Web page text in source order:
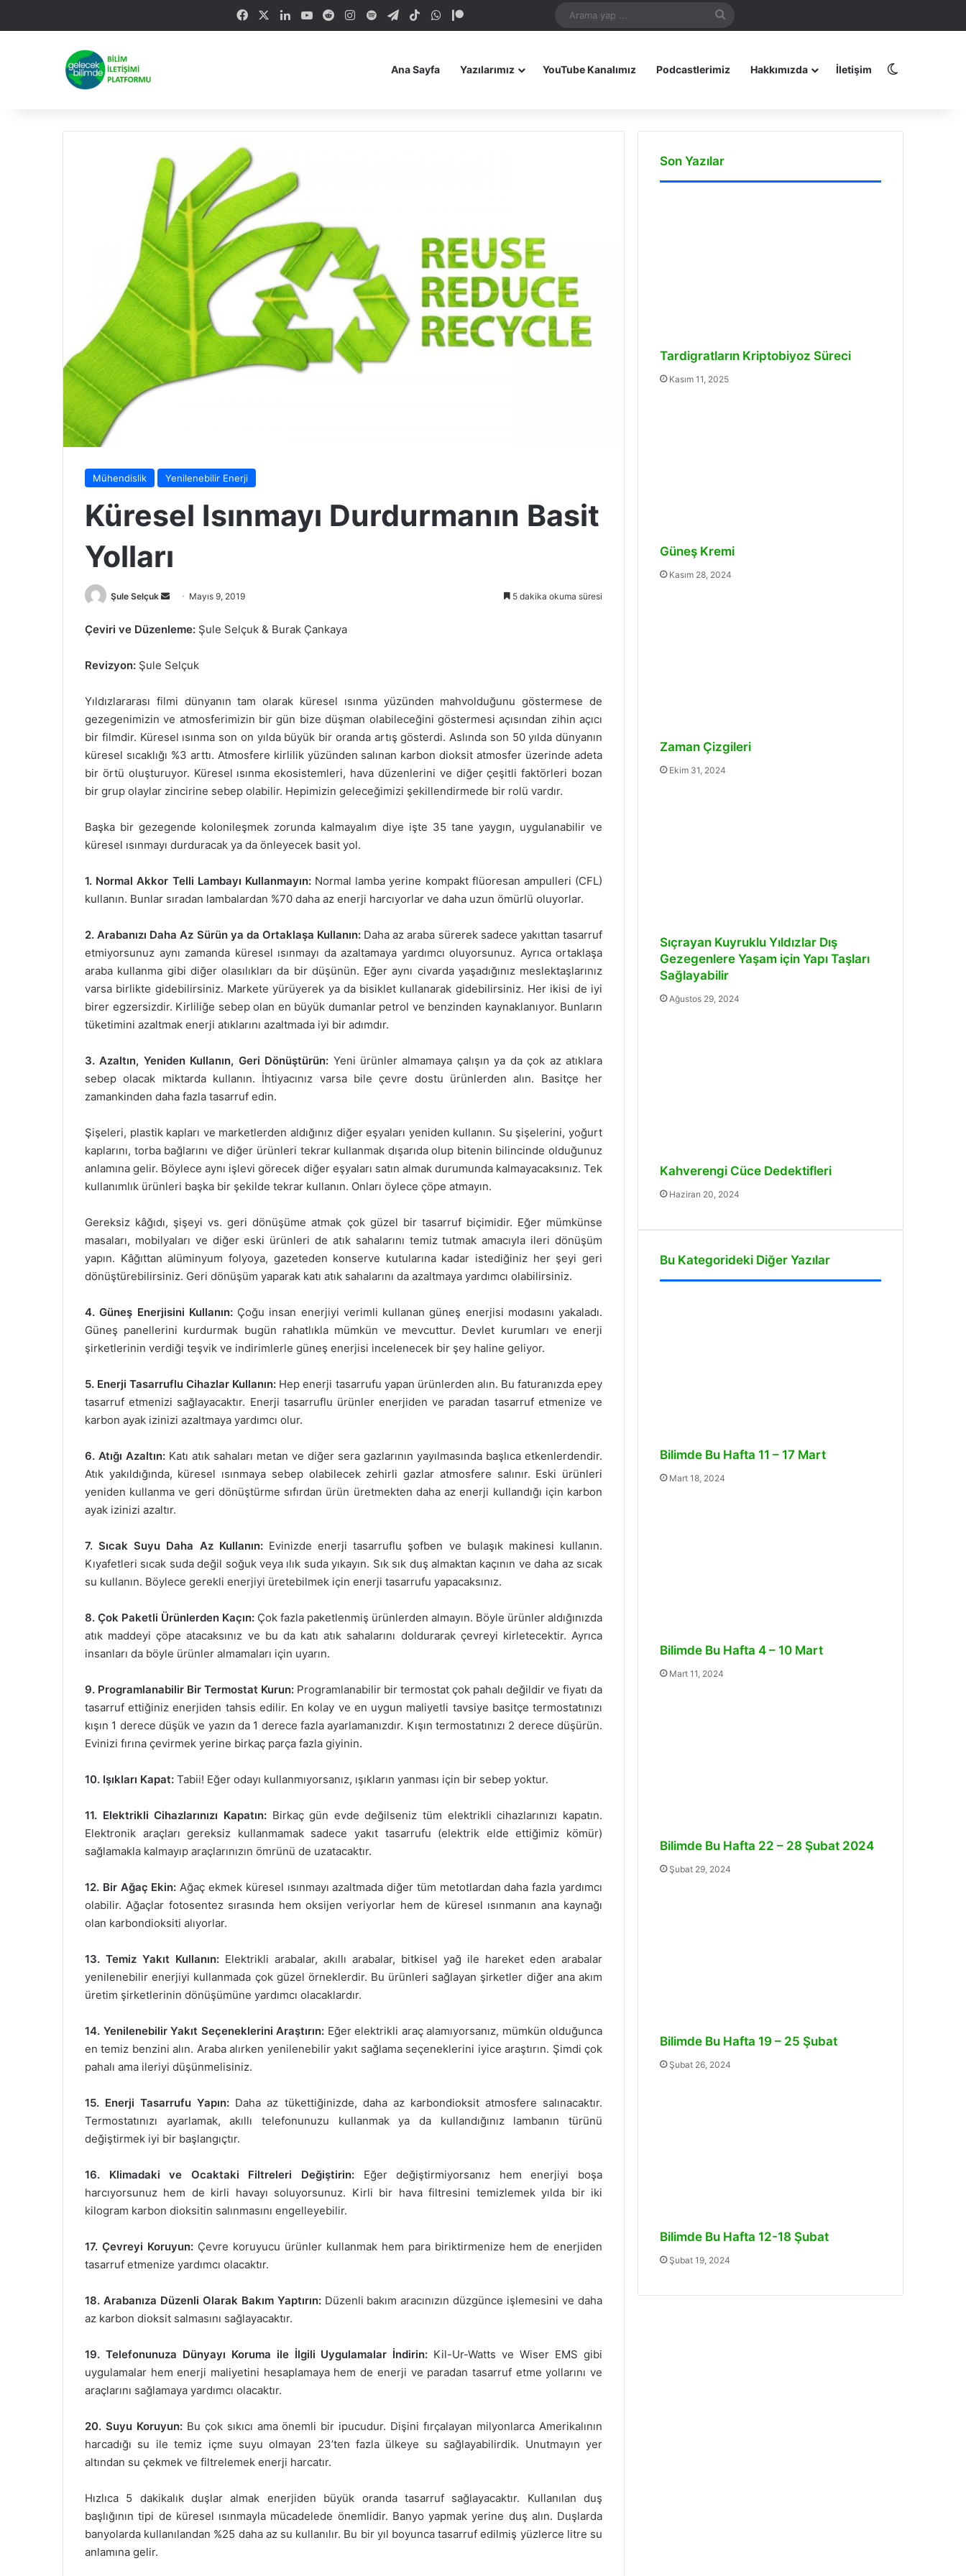
FacebookLinkedInYouTube
RedditInstagram
SpotifyTelegramTikTokWhatsApp
Patreon
MastodoniOS Uygulamamız
Android Uygulamamız
...
Ana Sayfa Yazılarımız YouTube Kanalımız Podcastlerimiz Hakkımızda İletişim
Mühendislik Yenilenebilir Enerji
Küresel Isınmayı Durdurmanın Basit
Yolları
Şule Selçuk
Bir
posta
Mayıs 9, 2019 5 dakika okuma süresi
Çeviri ve Düzenleme: Şule Selçuk & Burak Çankaya
Revizyon: Şule Selçuk
Yıldızlararası filmi dünyanın tam olarak küresel ısınma yüzünden mahvolduğunu göstermese de
gezegenimizin ve atmosferimizin bir gün bize düşman olabileceğini göstermesi açısından zihin açıcı
bir filmdir. Küresel ısınma son on yılda büyük bir oranda artış gösterdi. Aslında son 50 yılda dünyanın
küresel sıcaklığı %3 arttı. Atmosfere kirlilik yüzünden salınan karbon dioksit atmosfer üzerinde adeta
bir örtü oluşturuyor. Küresel ısınma ekosistemleri, hava düzenlerini ve diğer çeşitli faktörleri bozan
bir grup olaylar zincirine sebep olabilir. Hepimizin geleceğimizi şekillendirmede bir rolü vardır.
Başka bir gezegende kolonileşmek zorunda kalmayalım diye işte 35 tane yaygın, uygulanabilir ve
küresel ısınmayı durduracak ya da önleyecek basit yol.
1. Normal Akkor Telli Lambayı Kullanmayın:Normal lamba yerine kompakt flüoresan ampulleri (CFL)
kullanın. Bunlar sıradan lambalardan %70 daha az enerji harcıyorlar ve daha uzun ömürlü oluyorlar.
2. Arabanızı Daha Az Sürün ya da Ortaklaşa Kullanın: Daha az araba sürerek sadece yakıttan tasarruf
etmiyorsunuz aynı zamanda küresel ısınmayı da azaltamaya yardımcı oluyorsunuz. Ayrıca ortaklaşa
araba kullanma gibi diğer olasılıkları da bir düşünün. Eğer aynı civarda yaşadığınız meslektaşlarınız
varsa birlikte gidebilirsiniz. Markete yürüyerek ya da bisiklet kullanarak gidebilirsiniz. Her ikisi de iyi
birer egzersizdir. Kirliliğe sebep olan en büyük dumanlar petrol ve benzinden kaynaklanıyor. Bunların
tüketimini azaltmak enerji atıklarını azaltmada iyi bir adımdır.
3. Azaltın, Yeniden Kullanın, Geri Dönüştürün: Yeni ürünler almamaya çalışın ya da çok az atıklara
sebep olacak miktarda kullanın. İhtiyacınız varsa bile çevre dostu ürünlerden alın. Basitçe her
zamankinden daha fazla tasarruf edin.
Şişeleri, plastik kapları ve marketlerden aldığınız diğer eşyaları yeniden kullanın. Su şişelerini, yoğurt
kaplarını, torba bağlarını ve diğer ürünleri tekrar kullanmak dışarıda olup bitenin bilincinde olduğunuz
anlamına gelir. Böylece aynı işlevi görecek diğer eşyaları satın almak durumunda kalmayacaksınız. Tek
kullanımlık ürünleri başka bir şekilde tekrar kullanın. Onları öylece çöpe atmayın.
Gereksiz kâğıdı, şişeyi vs. geri dönüşüme atmak çok güzel bir tasarruf biçimidir. Eğer mümkünse
masaları, mobilyaları ve diğer eski ürünleri de atık sahalarını temiz tutmak amacıyla ileri dönüşüm
yapın. Kâğıttan alüminyum folyoya, gazeteden konserve kutularına kadar istediğiniz her şeyi geri
dönüştürebilirsiniz. Geri dönüşüm yaparak katı atık sahalarını da azaltmaya yardımcı olabilirsiniz.
4. Güneş Enerjisini Kullanın:Çoğu insan enerjiyi verimli kullanan güneş enerjisi modasını yakaladı.
Güneş panellerini kurdurmak bugün rahatlıkla mümkün ve mevcuttur. Devlet kurumları ve enerji
şirketlerinin verdiği teşvik ve indirimlerle güneş enerjisi incelenecek bir şey haline geliyor.
5. Enerji Tasarruflu Cihazlar Kullanın: Hep enerji tasarrufu yapan ürünlerden alın. Bu faturanızda epey
tasarruf etmenizi sağlayacaktır. Enerji tasarruflu ürünler enerjiden ve paradan tasarruf etmenize ve
karbon ayak izinizi azaltmaya yardımcı olur.
6. Atığı Azaltın: Katı atık sahaları metan ve diğer sera gazlarının yayılmasında başlıca etkenlerdendir.
Atık yakıldığında, küresel ısınmaya sebep olabilecek zehirli gazlar atmosfere salınır. Eski ürünleri
yeniden kullanma ve geri dönüştürme sıfırdan ürün üretmekten daha az enerji kullandığı için karbon
ayak izinizi azaltır.
7. Sıcak Suyu Daha Az Kullanın:Evinizde enerji tasarruflu şofben ve bulaşık makinesi kullanın.
Kıyafetleri sıcak suda değil soğuk veya ılık suda yıkayın. Sık sık duş almaktan kaçının ve daha az sıcak
su kullanın. Böylece gerekli enerjiyi üretebilmek için enerji tasarrufu yapacaksınız.
8. Çok Paketli Ürünlerden Kaçın: Çok fazla paketlenmiş ürünlerden almayın. Böyle ürünler aldığınızda
atık maddeyi çöpe atacaksınız ve bu da katı atık sahalarını doldurarak çevreyi kirletecektir. Ayrıca
insanları da böyle ürünler almamaları için uyarın.
9. Programlanabilir Bir Termostat Kurun: Programlanabilir bir termostat çok pahalı değildir ve fiyatı da
tasarruf ettiğiniz enerjiden tahsis edilir. En kolay ve en uygun maliyetli tavsiye basitçe termostatınızı
kışın 1 derece düşük ve yazın da 1 derece fazla ayarlamanızdır. Kışın termostatınızı 2 derece düşürün.
Evinizi fırına çevirmek yerine birkaç parça fazla giyinin.
10. Işıkları Kapat: Tabii! Eğer odayı kullanmıyorsanız, ışıkların yanması için bir sebep yoktur.
11. Elektrikli Cihazlarınızı Kapatın:Birkaç gün evde değilseniz tüm elektrikli cihazlarınızı kapatın.
Elektronik araçları gereksiz kullanmamak sadece yakıt tasarrufu (elektrik elde ettiğimiz kömür)
sağlamakla kalmayıp araçlarınızın ömrünü de uzatacaktır.
12. Bir Ağaç Ekin:Ağaç ekmek küresel ısınmayı azaltmada diğer tüm metotlardan daha fazla yardımcı
olabilir. Ağaçlar fotosentez sırasında hem oksijen veriyorlar hem de küresel ısınmanın ana kaynağı
olan karbondioksiti alıyorlar.
13. Temiz Yakıt Kullanın: Elektrikli arabalar, akıllı arabalar, bitkisel yağ ile hareket eden arabalar
yenilenebilir enerjiyi kullanmada çok güzel örneklerdir. Bu ürünleri sağlayan şirketler diğer ana akım
üretim şirketlerinin dönüşümüne yardımcı olacaklardır.
14. Yenilenebilir Yakıt Seçeneklerini Araştırın: Eğer elektrikli araç alamıyorsanız, mümkün olduğunca
en temiz benzini alın. Araba alırken yenilenebilir yakıt sağlama seçeneklerini iyice araştırın. Şimdi çok
pahalı ama ileriyi düşünmelisiniz.
15. Enerji Tasarrufu Yapın: Daha az tükettiğinizde, daha az karbondioksit atmosfere salınacaktır.
Termostatınızı ayarlamak, akıllı telefonunuzu kullanmak ya da kullandığınız lambanın türünü
değiştirmek iyi bir başlangıçtır.
16. Klimadaki ve Ocaktaki Filtreleri Değiştirin: Eğer değiştirmiyorsanız hem enerjiyi boşa
harcıyorsunuz hem de kirli havayı soluyorsunuz. Kirli bir hava filtresini temizlemek yılda bir iki
kilogram karbon dioksitin salınmasını engelleyebilir.
17. Çevreyi Koruyun: Çevre koruyucu ürünler kullanmak hem para biriktirmenize hem de enerjiden
tasarruf etmenize yardımcı olacaktır.
18. Arabanıza Düzenli Olarak Bakım Yaptırın:Düzenli bakım aracınızın düzgünce işlemesini ve daha
az karbon dioksit salmasını sağlayacaktır.
19. Telefonunuza Dünyayı Koruma ile İlgili Uygulamalar İndirin: Kil-Ur-Watts ve Wiser EMS gibi
uygulamalar hem enerji maliyetini hesaplamaya hem de enerji ve paradan tasarruf etme yollarını ve
araçlarını sağlamaya yardımcı olacaktır.
20. Suyu Koruyun:Bu çok sıkıcı ama önemli bir ipucudur. Dişini fırçalayan milyonlarca Amerikalının
harcadığı su ile temiz içme suyu olmayan 23’ten fazla ülkeye su sağlayabilirdik. Unutmayın yer
altından su çekmek ve filtrelemek enerji harcatır.
Hızlıca 5 dakikalık duşlar almak enerjiden büyük oranda tasarruf sağlayacaktır. Kullanılan duş
başlığının tipi de küresel ısınmayla mücadelede önemlidir. Banyo yapmak yerine duş alın. Duşlarda
banyolarda kullanılandan %25 daha az su kullanılır. Bu bir yıl boyunca tasarruf edilmiş yüzlerce litre su
anlamına gelir.
Son Yazılar
Tardigratların Kriptobiyoz Süreci
Kasım 11, 2025
Güneş Kremi
Kasım 28, 2024
Zaman Çizgileri
Ekim 31, 2024
Sıçrayan Kuyruklu Yıldızlar Dış
Gezegenlere Yaşam için Yapı Taşları
Sağlayabilir
Ağustos 29, 2024
Kahverengi Cüce Dedektifleri
Haziran 20, 2024
Bu Kategorideki Diğer Yazılar
Bilimde Bu Hafta 11 – 17 Mart
Mart 18, 2024
Bilimde Bu Hafta 4 – 10 Mart
Mart 11, 2024
Bilimde Bu Hafta 22 – 28 Şubat 2024
Şubat 29, 2024
Bilimde Bu Hafta 19 – 25 Şubat
Şubat 26, 2024
Bilimde Bu Hafta 12-18 Şubat
Şubat 19, 2024